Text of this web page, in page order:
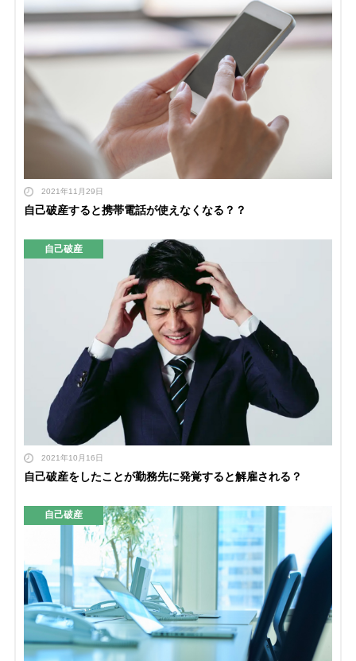
2021年11月29日
自己破産すると携帯電話が使えなくなる？？
自己破産
2021年10月16日
自己破産をしたことが勤務先に発覚すると解雇される？
自己破産